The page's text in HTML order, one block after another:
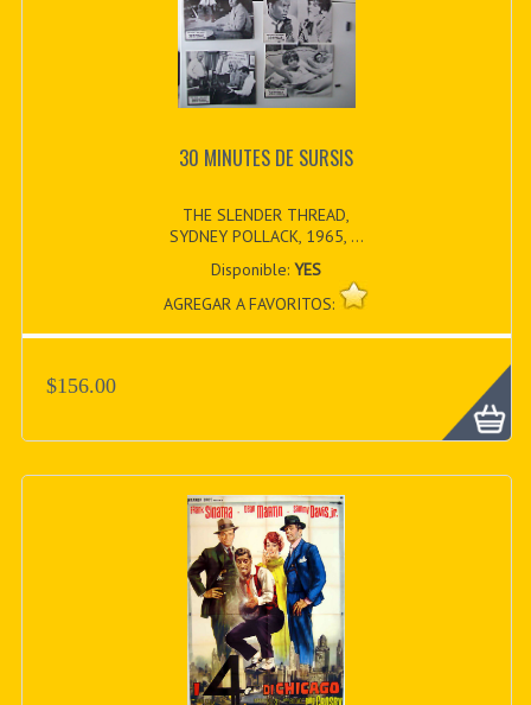
30 MINUTES DE SURSIS
THE SLENDER THREAD,
SYDNEY POLLACK, 1965, ...
Disponible:YES
AGREGAR A FAVORITOS:
$156.00